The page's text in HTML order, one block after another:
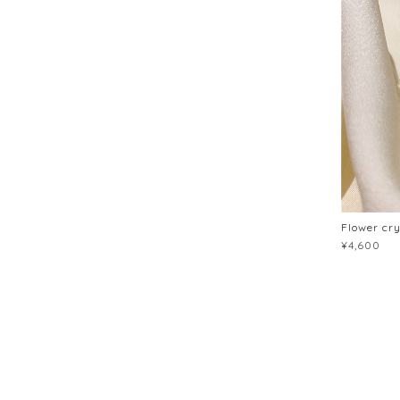
Flower
¥4,600